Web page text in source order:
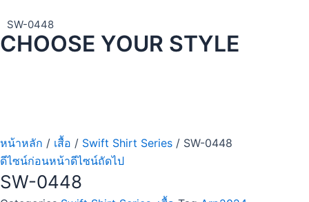
SW-0448
CHOOSE YOUR STYLE
หน้าหลัก / เสื้อ / Swift Shirt Series / SW-0448
ดีไซน์ก่อนหน้าดีไซน์ถัดไป
SW-0448